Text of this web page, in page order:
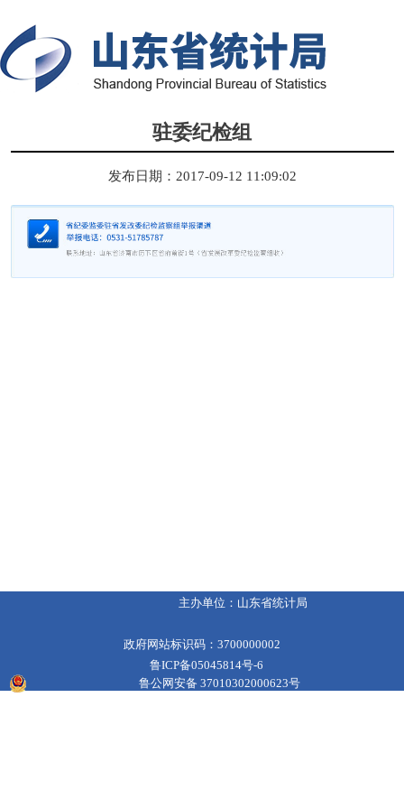
驻委纪检组
发布日期：2017-09-12 11:09:02
主办单位：山东省统计局
政府网站标识码：3700000002
鲁ICP备05045814号-6
鲁公网安备 37010302000623号